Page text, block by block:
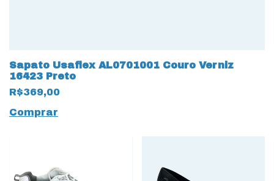
Sapato Usaflex AL0701001 Couro Verniz
16423 Preto
R$369,00
Comprar